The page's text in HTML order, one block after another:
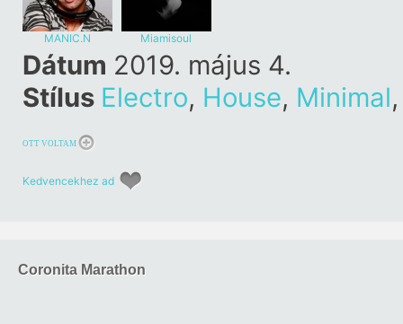
MANIC.N Miamisoul
Dátum 2019. május 4.
Stílus Electro, House, Minimal
OTT VOLTAM
Kedvencekhez ad
Coronita Marathon